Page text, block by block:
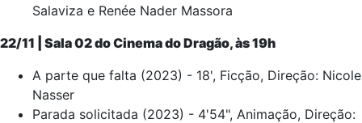
Salaviza e Renée Nader Massora
22/11 | Sala 02 do Cinema do Dragão, às 19h
A parte que falta (2023) - 18', Ficção, Direção: Nicole
Nasser
Parada solicitada (2023) - 4'54", Animação, Direção: